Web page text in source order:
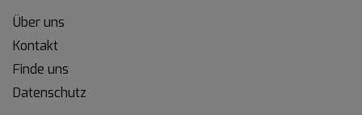
Über uns
Kontakt
Finde uns
Datenschutz